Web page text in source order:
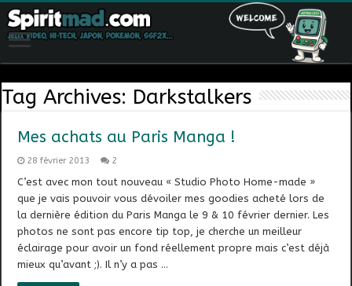
Tag Archives: Darkstalkers
Mes achats au Paris Manga !
28 février 2013 2
C’est avec mon tout nouveau « Studio Photo Home-made »
que je vais pouvoir vous dévoiler mes goodies acheté lors de
la dernière édition du Paris Manga le 9 & 10 février dernier. Les
photos ne sont pas encore tip top, je cherche un meilleur
éclairage pour avoir un fond réellement propre mais c’est déjà
mieux qu’avant ;). Il n’y a pas …